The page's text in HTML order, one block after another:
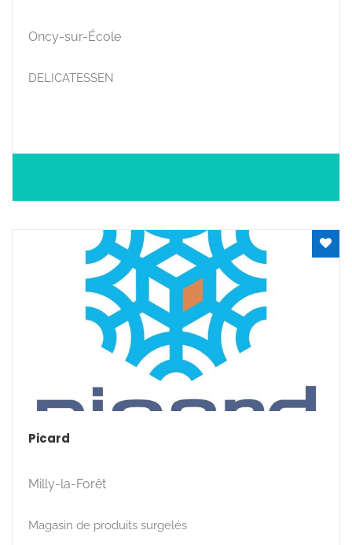
Oncy-sur-École
DELICATESSEN
Picard
Milly-la-Forêt
Magasin de produits surgelés